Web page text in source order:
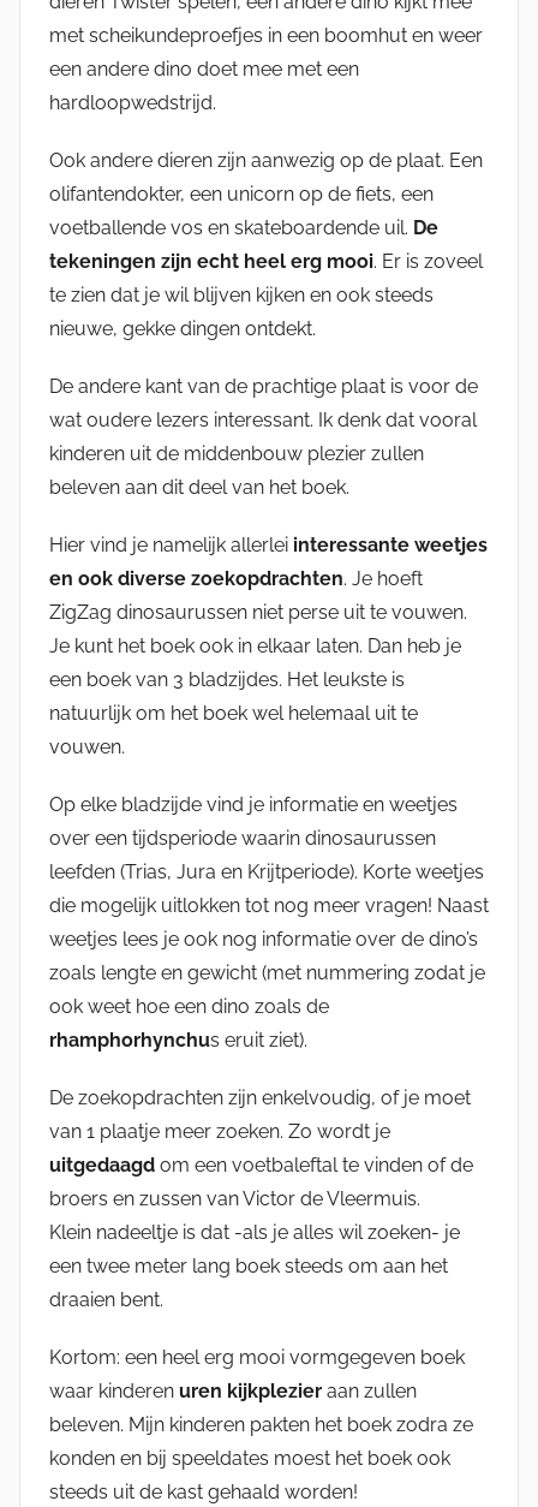
met scheikundeproefjes in een boomhut en weer
een andere dino doet mee met een
hardloopwedstrijd.
Ook andere dieren zijn aanwezig op de plaat. Een
olifantendokter, een unicorn op de fiets, een
voetballende vos en skateboardende uil. De
tekeningen zijn echt heel erg mooi. Er is zoveel
te zien dat je wil blijven kijken en ook steeds
nieuwe, gekke dingen ontdekt.
De andere kant van de prachtige plaat is voor de
wat oudere lezers interessant. Ik denk dat vooral
kinderen uit de middenbouw plezier zullen
beleven aan dit deel van het boek.
Hier vind je namelijk allerlei interessante weetjes
en ook diverse zoekopdrachten. Je hoeft
ZigZag dinosaurussen niet perse uit te vouwen.
Je kunt het boek ook in elkaar laten. Dan heb je
een boek van 3 bladzijdes. Het leukste is
natuurlijk om het boek wel helemaal uit te
vouwen.
Op elke bladzijde vind je informatie en weetjes
over een tijdsperiode waarin dinosaurussen
leefden (Trias, Jura en Krijtperiode). Korte weetjes
die mogelijk uitlokken tot nog meer vragen! Naast
weetjes lees je ook nog informatie over de dino’s
zoals lengte en gewicht (met nummering zodat je
ook weet hoe een dino zoals de
rhamphorhynchus eruit ziet).
De zoekopdrachten zijn enkelvoudig, of je moet
van 1 plaatje meer zoeken. Zo wordt je
uitgedaagd om een voetbaleftal te vinden of de
broers en zussen van Victor de Vleermuis.
Klein nadeeltje is dat -als je alles wil zoeken- je
een twee meter lang boek steeds om aan het
draaien bent.
Kortom: een heel erg mooi vormgegeven boek
waar kinderen uren kijkplezier aan zullen
beleven. Mijn kinderen pakten het boek zodra ze
konden en bij speeldates moest het boek ook
steeds uit de kast gehaald worden!